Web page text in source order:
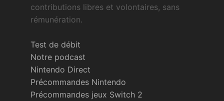
contributions libres et volontaires, sans
rémunération.
Test de débit
Notre podcast
Nintendo Direct
Précommandes Nintendo
Précommandes jeux Switch 2